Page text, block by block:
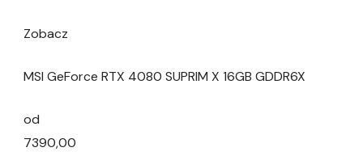
Zobacz
MSI GeForce RTX 4080 SUPRIM X 16GB GDDR6X
od
7390,00